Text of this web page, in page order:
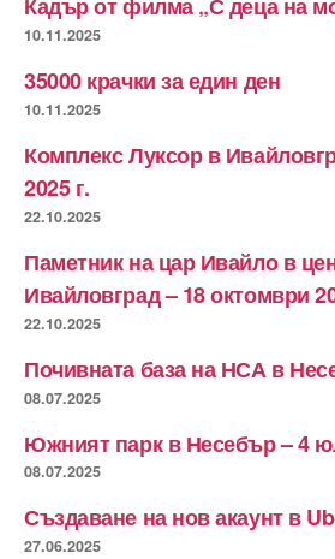
10.11.2025
35000 крачки за един ден
10.11.2025
Комплекс Луксор в
2025 г.
22.10.2025
Паметник на цар Ивайло в
Ивайловград – 18 октомври
22.10.2025
Почивната база на НСА в
08.07.2025
Южният парк в Несебър – 4
08.07.2025
Създаване на нов акаунт в
27.06.2025